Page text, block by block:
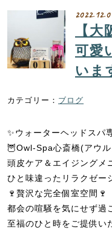
【
可愛
いま
ブログ
✨ウォーターヘッドスパ
🦉Owl-Spa心斎橋(アウ
頭皮ケア＆エイジングメ
ひと味違ったリラクゼー
🍷贅沢な完全個室空間🍷
都会の喧騒を気にせず過
至福のひと時をご提供い